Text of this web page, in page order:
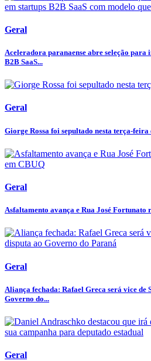
Geral
Aceleradora paranaense abre seleção para
B2B SaaS...
Geral
Giorge Rossa foi sepultado nesta terça-feira
Geral
Asfaltamento avança e Rua José Fortunato
Geral
Aliança fechada: Rafael Greca será vice de
Governo do...
Geral